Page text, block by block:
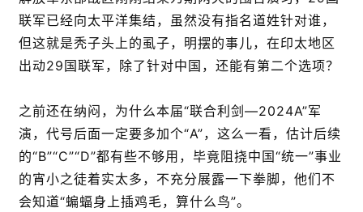
联军已经向太平洋集结，虽然没有指名道姓针对谁，
但这就是秃子头上的虱子，明摆的事儿，在印太地区
出动29国联军，除了针对中国，还能有第二个选项？
之前还在纳闷，为什么本届“联合利剑—2024A”军
演，代号后面一定要多加个“A”，这么一看，估计后续
的“B”“C”“D”都有些不够用，毕竟阻挠中国“统一”事业
的宵小之徒着实太多，不充分展露一下拳脚，他们不
会知道“蝙蝠身上插鸡毛，算什么鸟”。